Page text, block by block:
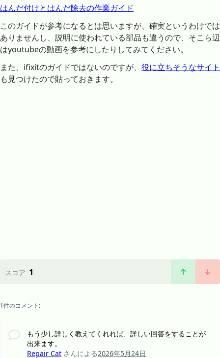
はんだ付けとはんだ除去の作業ガイド
このガイドが参考になるとは思いますが、確実というわけでは
ありませんし、説明に使われている部品も違うので、そこら辺
はyoutubeの動画を参考にしたりしてみてください。
また、ifixitのガイドではないのですが、 役に立ちそうなサイト
も見つけたので貼っておきます。
スコア 1
1件のコメント:
もう少し詳しく教えてくれれば、詳しい回答をすることが
出来ます。
Repair Cat さんによる2026年5月24日